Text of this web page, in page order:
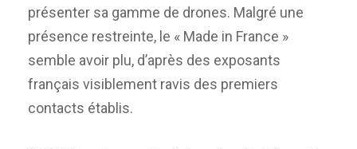
présenter sa gamme de drones. Malgré une
présence restreinte, le « Made in France »
semble avoir plu, d’après des exposants
français visiblement ravis des premiers
contacts établis.